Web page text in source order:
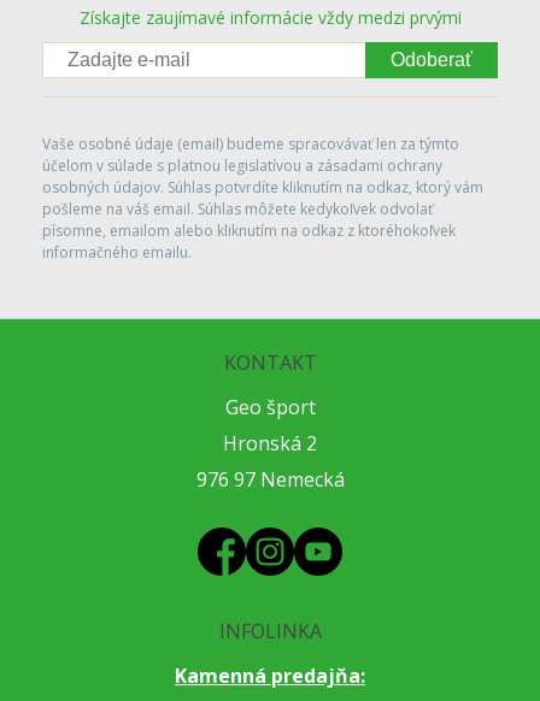
Získajte zaujímavé informácie vždy medzi prvými
Odoberať
Vaše osobné údaje (email) budeme spracovávať len za týmto
účelom v súlade s platnou legislatívou a zásadami ochrany
osobných údajov. Súhlas potvrdíte kliknutím na odkaz, ktorý vám
pošleme na váš email. Súhlas môžete kedykoľvek odvolať
písomne, emailom alebo kliknutím na odkaz z ktoréhokoľvek
informačného emailu.
KONTAKT
Geo šport
Hronská 2
976 97 Nemecká
INFOLINKA
Kamenná predajňa: